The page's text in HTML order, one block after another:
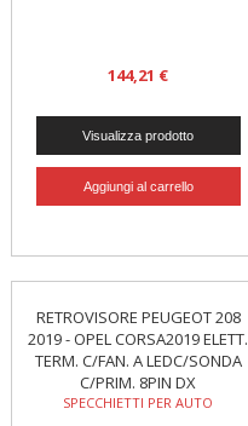
144,21 €
RETROVISORE PEUGEOT 208
2019 - OPEL CORSA2019 ELETT.
TERM. C/FAN. A LEDC/SONDA
C/PRIM. 8PIN DX
SPECCHIETTI PER AUTO